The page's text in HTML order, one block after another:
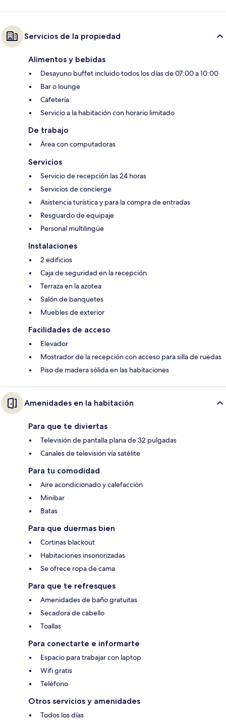
Servicios de la propiedad
Alimentos y bebidas
Desayuno buffet incluido todos los días de 07:00 a 10:00
Bar o lounge
Cafetería
Servicio a la habitación con horario limitado
De trabajo
Área con computadoras
Servicios
Servicio de recepción las 24 horas
Servicios de concierge
Asistencia turística y para la compra de entradas
Resguardo de equipaje
Personal multilingüe
Instalaciones
2 edificios
Caja de seguridad en la recepción
Terraza en la azotea
Salón de banquetes
Muebles de exterior
Facilidades de acceso
Elevador
Mostrador de la recepción con acceso para silla de ruedas
Piso de madera sólida en las habitaciones
Amenidades en la habitación
Para que te diviertas
Televisión de pantalla plana de 32 pulgadas
Canales de televisión vía satélite
Para tu comodidad
Aire acondicionado y calefacción
Minibar
Batas
Para que duermas bien
Cortinas blackout
Habitaciones insonorizadas
Se ofrece ropa de cama
Para que te refresques
Amenidades de baño gratuitas
Secadora de cabello
Toallas
Para conectarte e informarte
Espacio para trabajar con laptop
Wifi gratis
Teléfono
Otros servicios y amenidades
Todos los días